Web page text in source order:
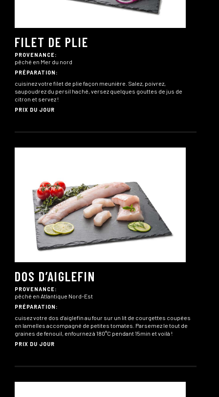
FILET DE PLIE
PROVENANCE:
pêché en Mer du nord
PRÉPARATION:
cuisinez votre filet de plie façon meunière. Salez, poivrez,
saupoudrez du persil haché, versez quelques gouttes de jus de
citron et servez !
PRIX DU JOUR
DOS D’AIGLEFIN
PROVENANCE:
pêché en Atlantique Nord-Est
PRÉPARATION:
cuisez votre dos d’aiglefin au four sur un lit de courgettes coupées
en lamelles accompagné de petites tomates. Parsemez le tout de
graines de fenouil, enfournez à 180°C pendant 15min et voilà !
PRIX DU JOUR